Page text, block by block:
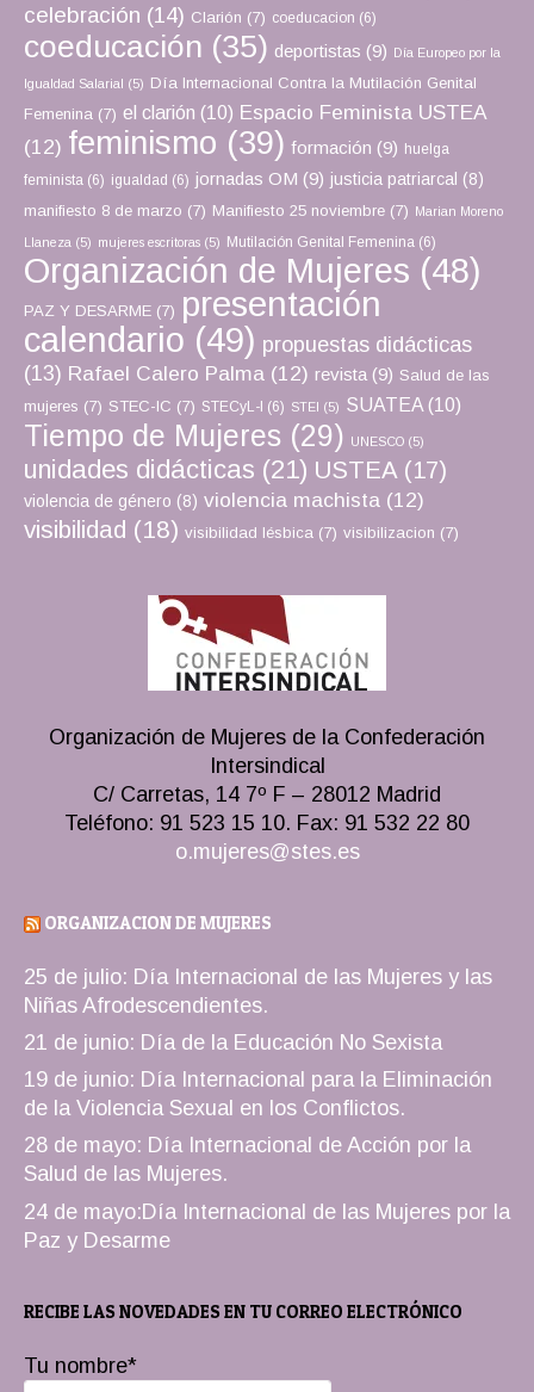
celebración (14) Clarión (7) coeducacion (6)
coeducación (35) deportistas (9) Día Europeo por la
Igualdad Salarial (5) Día Internacional Contra la Mutilación Genital
Femenina (7) el clarión (10) Espacio Feminista USTEA
(12) feminismo (39) formación (9) huelga
feminista (6) igualdad (6) jornadas OM (9) justicia patriarcal (8)
manifiesto 8 de marzo (7) Manifiesto 25 noviembre (7) Marian Moreno
Llaneza (5) mujeres escritoras (5) Mutilación Genital Femenina (6)
Organización de Mujeres (48)
PAZ Y DESARME (7) presentación
calendario (49) propuestas didácticas
(13) Rafael Calero Palma (12) revista (9) Salud de las
mujeres (7) STEC-IC (7) STECyL-I (6) STEI (5) SUATEA (10)
Tiempo de Mujeres (29) UNESCO (5)
unidades didácticas (21) USTEA (17)
violencia de género (8) violencia machista (12)
visibilidad (18) visibilidad lésbica (7) visibilizacion (7)
Organización de Mujeres de la Confederación
Intersindical
C/ Carretas, 14 7º F – 28012 Madrid
Teléfono: 91 523 15 10. Fax: 91 532 22 80
o.mujeres@stes.es
ORGANIZACION DE MUJERES
25 de julio: Día Internacional de las Mujeres y las
Niñas Afrodescendientes.
21 de junio: Día de la Educación No Sexista
19 de junio: Día Internacional para la Eliminación
de la Violencia Sexual en los Conflictos.
28 de mayo: Día Internacional de Acción por la
Salud de las Mujeres.
24 de mayo:Día Internacional de las Mujeres por la
Paz y Desarme
RECIBE LAS NOVEDADES EN TU CORREO ELECTRÓNICO
Tu nombre*